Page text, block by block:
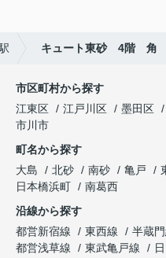
キュート東砂 4階
市区町村から探す
江東区
江戸川区 墨田区
市川市
町名から探す
大島
北砂 南砂 亀戸
日本橋浜町
南葛西
沿線から探す
都営新宿線
東西線 半蔵
都営浅草線
東武亀戸線